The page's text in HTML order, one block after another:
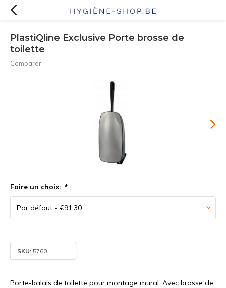
PlastiQline Exclusive Porte brosse de
toilette
Comparer
Faire un choix: *
SKU: 5760
Porte-balais de toilette pour montage mural. Avec brosse de